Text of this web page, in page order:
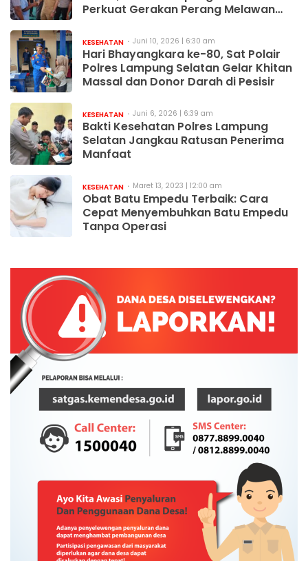
Perkuat Gerakan Perang Melawan
KESEHATAN Juni 10, 2026 | 6:30 am
Hari Bhayangkara ke-80, Sat Polair
Polres Lampung Selatan Gelar Khitan
Massal dan Donor Darah di Pesisir
KESEHATAN Juni 6, 2026 | 6:39 am
Bakti Kesehatan Polres Lampung
Selatan Jangkau Ratusan Penerima
Manfaat
KESEHATAN Maret 13, 2023 | 12:00 am
Obat Batu Empedu Terbaik: Cara
Cepat Menyembuhkan Batu Empedu
Tanpa Operasi